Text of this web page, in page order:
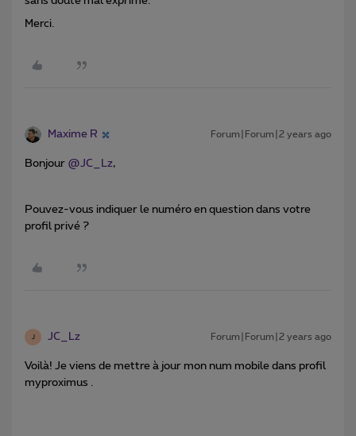
Merci.
Maxime R Forum|Forum|2 years ago
Bonjour @JC_Lz,
Pouvez-vous indiquer le numéro en question dans votre
profil privé ?
JC_Lz Forum|Forum|2 years ago
Voilà! Je viens de mettre à jour mon num mobile dans profil
myproximus .